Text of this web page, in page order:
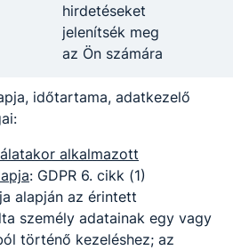
hirdetéseket
jelenítsék meg
az Ön számára
időtartama, adatkezelő
alkalmazott
: GDPR 6. cikk (1)
alapján az érintett
személy adatainak egy vagy
történő kezeléshez; az